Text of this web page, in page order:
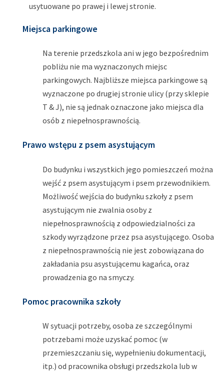
usytuowane po prawej i lewej stronie.
Miejsca parkingowe
Na terenie przedszkola ani w jego bezpośrednim
pobliżu nie ma wyznaczonych miejsc
parkingowych. Najbliższe miejsca parkingowe są
wyznaczone po drugiej stronie ulicy (przy sklepie
T & J), nie są jednak oznaczone jako miejsca dla
osób z niepełnosprawnością.
Prawo wstępu z psem asystującym
Do budynku i wszystkich jego pomieszczeń można
wejść z psem asystującym i psem przewodnikiem.
Możliwość wejścia do budynku szkoły z psem
asystującym nie zwalnia osoby z
niepełnosprawnością z odpowiedzialności za
szkody wyrządzone przez psa asystującego. Osoba
z niepełnosprawnością nie jest zobowiązana do
zakładania psu asystującemu kagańca, oraz
prowadzenia go na smyczy.
Pomoc pracownika szkoły
W sytuacji potrzeby, osoba ze szczególnymi
potrzebami może uzyskać pomoc (w
przemieszczaniu się, wypełnieniu dokumentacji,
itp.) od pracownika obsługi przedszkola lub w